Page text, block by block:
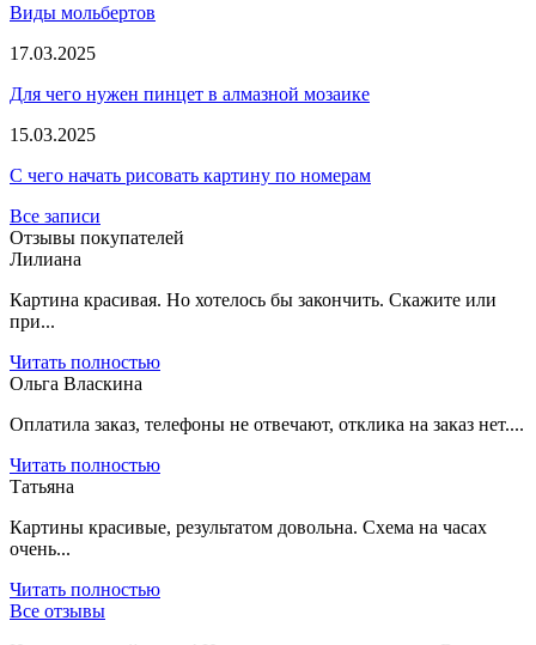
Виды мольбертов
17.03.2025
Для чего нужен пинцет в алмазной мозаике
15.03.2025
С чего начать рисовать картину по номерам
Все записи
Отзывы покупателей
Лилиана
Картина красивая. Но хотелось бы закончить. Скажите или
при...
Читать полностью
Ольга Власкина
Оплатила заказ, телефоны не отвечают, отклика на заказ нет....
Читать полностью
Татьяна
Картины красивые, результатом довольна. Схема на часах
очень...
Читать полностью
Все отзывы